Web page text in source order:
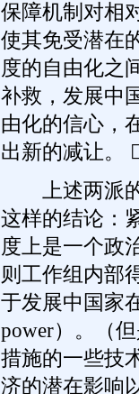
保障机制对相
使其免受潜在
度的自由化之
补救，发展中
由化的信心，
出新的减让。
上述两派的
这样的结论：
度上是一个政
则工作组内部
于发展中国家
power）。（
措施的一些技
济的潜在影响